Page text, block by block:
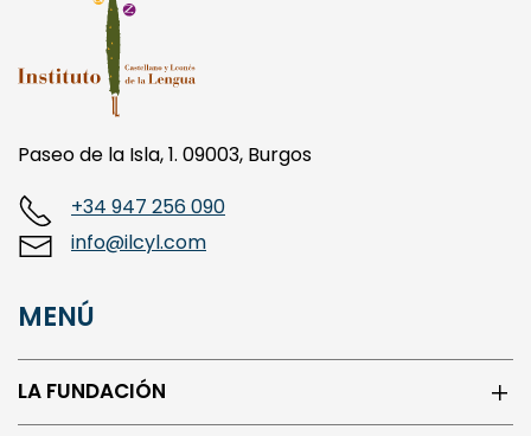
Paseo de la Isla, 1. 09003, Burgos
+34 947 256 090
info@ilcyl.com
MENÚ
LA FUNDACIÓN